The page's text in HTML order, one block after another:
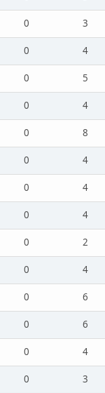
0
3
0
4
0
5
0
4
0
8
0
4
0
4
0
4
0
2
0
4
0
6
0
6
0
4
0
3